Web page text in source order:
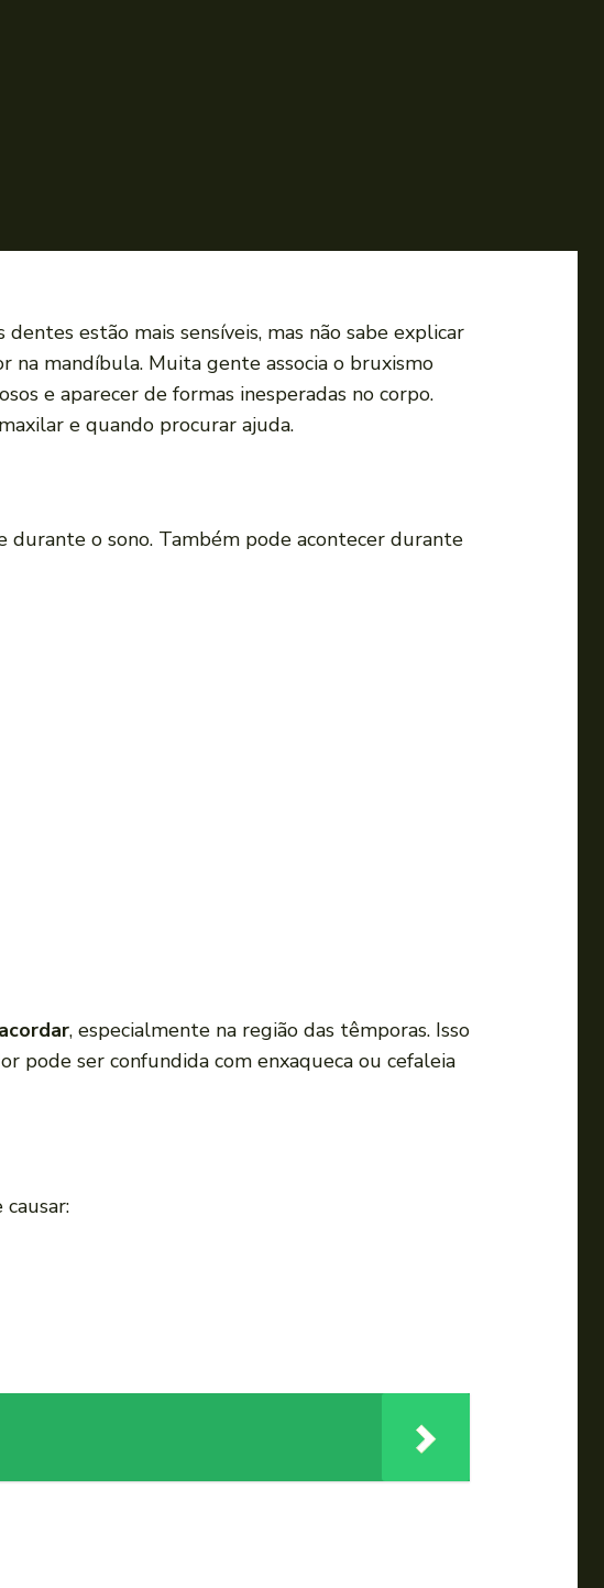
estão mais sensíveis, mas não sabe explicar
na mandíbula. Muita gente associa o bruxismo
e aparecer de formas inesperadas no corpo.
e quando procurar ajuda.
o sono. Também pode acontecer durante
, especialmente na região das têmporas. Isso
pode ser confundida com enxaqueca ou cefaleia